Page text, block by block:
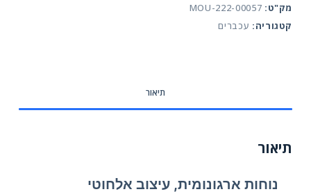
מק"ט: MOU-222-00057
קטגוריה: עכברים
תיאור
תיאור
נוחות ארגונומית, עיצוב אלחוטי